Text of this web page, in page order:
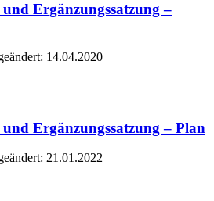
Ergänzungssatzung –
14.04.2020
Ergänzungssatzung – Plan
21.01.2022